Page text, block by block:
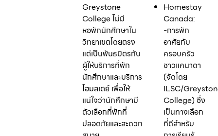
Greystone
College ไม่มี
หอพักนักศึกษาใน
วิทยาเขตโดยตรง
แต่เป็นพันธมิตรกับ
ผู้ให้บริการที่พัก
นักศึกษาและบริการ
โฮมสเตย์ เพื่อให้
แน่ใจว่านักศึกษามี
ตัวเลือกที่พักที่
ปลอดภัยและสะดวก
Homestay
Canada:
-การพัก
อาศัยกับ
ครอบครัว
ชาวแคนาดา
(จัดโดย
ILSC/
College) ซึ่ง
เป็นทางเลือก
ที่ดีสำหรับ